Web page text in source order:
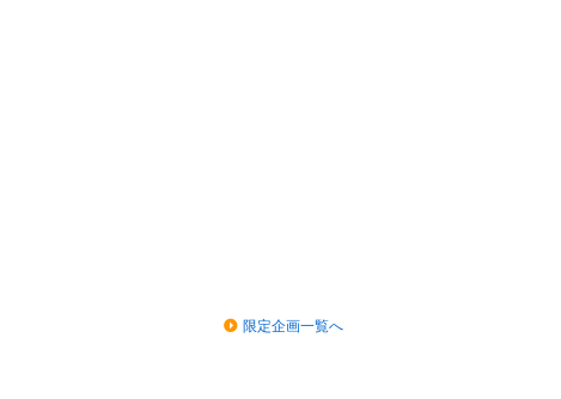
限定企画一覧へ